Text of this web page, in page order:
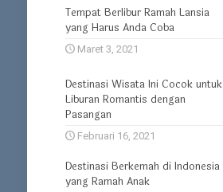
Tempat Berlibur Ramah Lansia
yang Harus Anda Coba
Maret 3, 2021
Destinasi Wisata Ini Cocok untuk
Liburan Romantis dengan
Pasangan
Februari 16, 2021
Destinasi Berkemah di Indonesia
yang Ramah Anak